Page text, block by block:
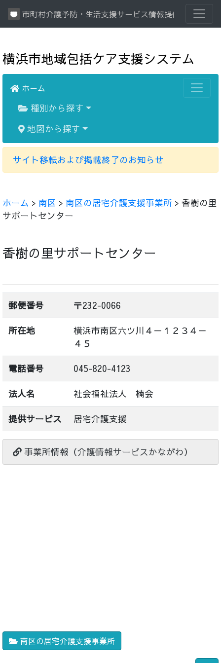
市町村介護予防・生活支援サービス情報提供システム
横浜市地域包括ケア支援システム
ホーム
種別から探す
地図から探す
サイト移転および掲載終了のお知らせ
ホーム > 南区 > 南区の居宅介護支援事業所 > 香樹の里
サポートセンター
香樹の里サポートセンター
郵便番号 〒232-0066
所在地
横浜市南区六ツ川４－１２３４－
４５
電話番号 045-820-4123
法人名 社会福祉法人 楠会
提供サービス 居宅介護支援
事業所情報（介護情報サービスかながわ）
南区の居宅介護支援事業所